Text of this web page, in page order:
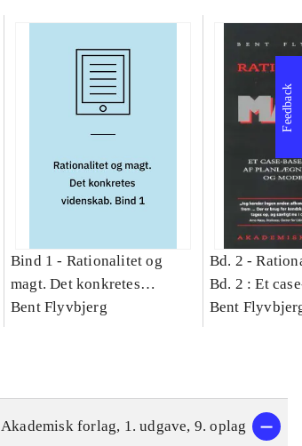
Bind 1 - Rationalitet og
magt. Det konkretes
videnskab. Bind 1
Bent Flyvbjerg
Bd. 2 -
Bd. 2 : Et
studie af
Bent
Akademisk forlag, 1. udgave, 9. oplag
Feedback